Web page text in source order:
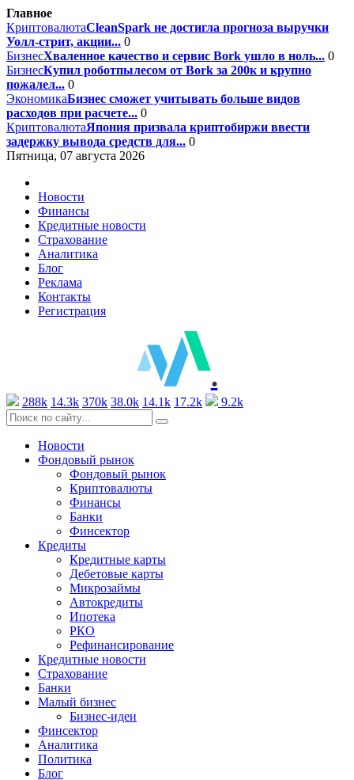
Главное
КриптовалютаCleanSpark не достигла прогноза выручки
Уолл-стрит, акции... 0
БизнесХваленное качество и сервис Bork ушло в ноль... 0
БизнесКупил роботпылесом от Bork за 200к и крупно
пожалел... 0
ЭкономикаБизнес сможет учитывать больше видов
расходов при расчете... 0
КриптовалютаЯпония призвала криптобиржи ввести
задержку вывода средств для... 0
Пятница, 07 августа 2026
Новости
Финансы
Кредитные новости
Страхование
Аналитика
Блог
Реклама
Контакты
Регистрация
.
288k 14.3k 370k 38.0k 14.1k 17.2k 9.2k
Новости
Фондовый рынок
Фондовый рынок
Криптовалюты
Финансы
Банки
Финсектор
Кредиты
Кредитные карты
Дебетовые карты
Микрозаймы
Автокредиты
Ипотека
РКО
Рефинансирование
Кредитные новости
Страхование
Банки
Малый бизнес
Бизнес-идеи
Финсектор
Аналитика
Политика
Блог